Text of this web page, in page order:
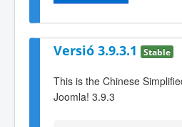
Versió 3.9.3.1 Stable
This is the Chinese
Joomla! 3.9.3